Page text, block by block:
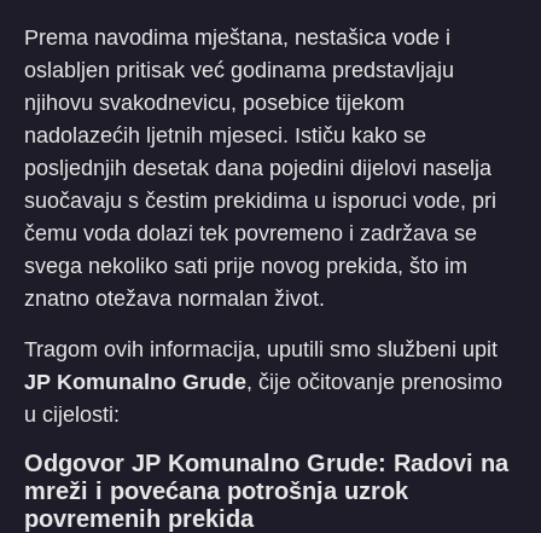
​Prema navodima mještana, nestašica vode i
oslabljen pritisak već godinama predstavljaju
njihovu svakodnevicu, posebice tijekom
nadolazećih ljetnih mjeseci. Ističu kako se
posljednjih desetak dana pojedini dijelovi naselja
suočavaju s čestim prekidima u isporuci vode, pri
čemu voda dolazi tek povremeno i zadržava se
svega nekoliko sati prije novog prekida, što im
znatno otežava normalan život.
​Tragom ovih informacija, uputili smo službeni upit
JP Komunalno Grude, čije očitovanje prenosimo
u cijelosti:
​Odgovor JP Komunalno Grude: Radovi na
mreži i povećana potrošnja uzrok
povremenih prekida